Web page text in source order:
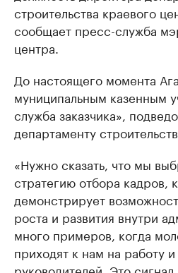
строительства краевого
сообщает пресс-служба
центра.
До настоящего момента
муниципальным казенным
служба заказчика»,
департаменту
«Нужно сказать, что мы
стратегию отбора кадров,
демонстрирует
роста и развития внутри
много примеров, когда
приходят к нам на работу